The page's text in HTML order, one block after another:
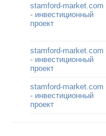
stamford-market.com
- инвестиционный
проект
stamford-market.com
- инвестиционный
проект
stamford-market.com
- инвестиционный
проект